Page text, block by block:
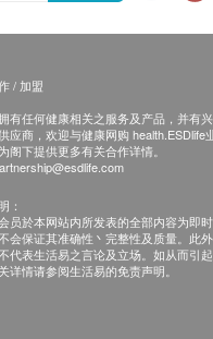
/ 加盟
有任何健康相关之服务及产品，并有
应商，欢迎与健康网购
阁下提供更多有关合作详情。
：
员於本网站内所发表的全部内容为即
会保证其准确性丶完整性及质量。此
代表生活易之言论及立场。如从而引
详情请参阅生活易的免责声明。